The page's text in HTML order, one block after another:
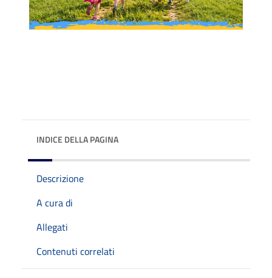
INDICE DELLA PAGINA
Descrizione
A cura di
Allegati
Contenuti correlati